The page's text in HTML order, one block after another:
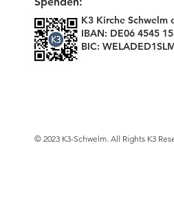
K3 Kirche Schwelm
IBAN: DE06 4545
BIC:
© 2023 K3-Schwelm. All Rights K3